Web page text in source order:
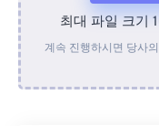
최대 파일 크기
계속 진행하시면 당사의